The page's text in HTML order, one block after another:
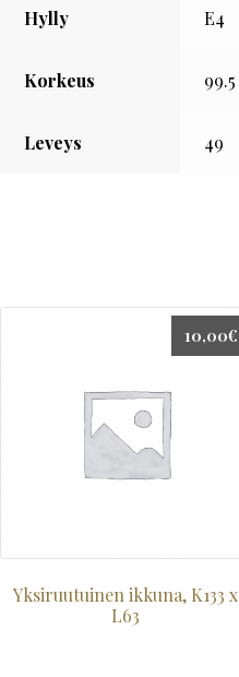
Hylly E4
Korkeus 99.5
Leveys 49
Yksiruutuinen ikkuna, K133 x
L63
10,00€